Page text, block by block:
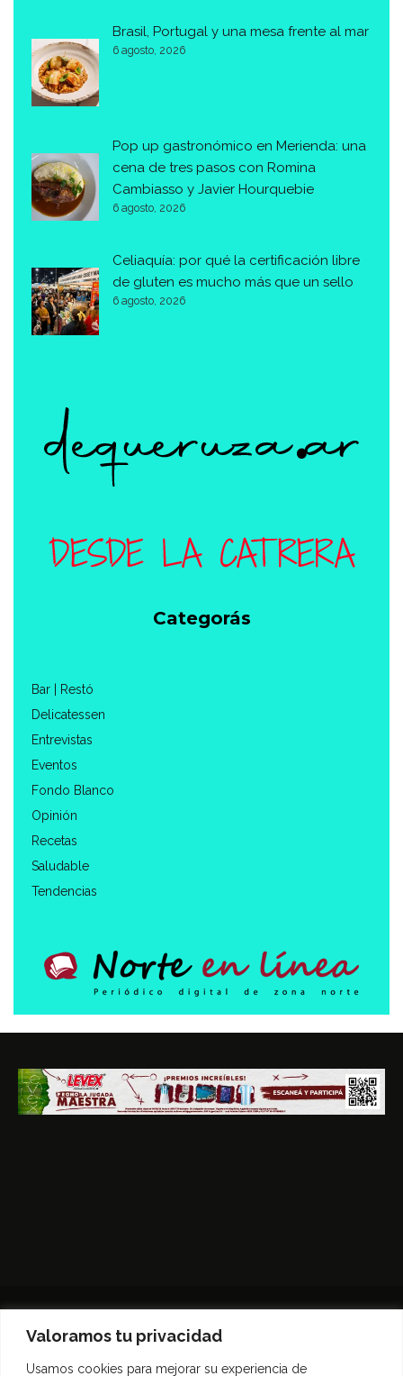
Valoramos tu privacidad
Usamos cookies para mejorar su experiencia de
Brasil, Portugal y una mesa frente al mar
6 agosto, 2026
Pop up gastronómico en Merienda: una
cena de tres pasos con Romina
Cambiasso y Javier Hourquebie
6 agosto, 2026
Celiaquía: por qué la certificación libre
de gluten es mucho más que un sello
6 agosto, 2026
Categorás
Bar | Restó
Delicatessen
Entrevistas
Eventos
Fondo Blanco
Opinión
Recetas
Saludable
Tendencias